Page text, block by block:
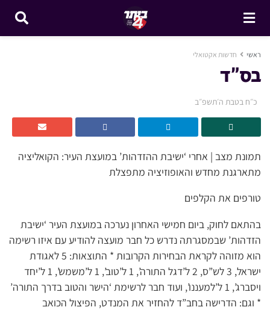
ראשי חדשות אקטואלי
בס”ד
כ״ח בטבת ה׳תשפ״ב
תמונת מצב | אחרי ‘ישיבת ההזדהות’ במועצת העיר: הקואליציה
מתארגנת מחדש והאופוזיציה מתפצלת
טורפים את הקלפים
בהתאם לחוק, ביום חמישי האחרון נערכה במועצת העיר ‘ישיבת
הזדהות’ שבמסגרתה נדרש כל חבר מועצה להודיע עם איזו רשימה
הוא מזוהה לקראת הבחירות הקרובות * התוצאות: 5 לאגודת
ישראל, 3 לש”ס, 2 ל’דגל התורה’, 1 ל’טוב’, 1 ל’משמש’, 1 ל’יחד
ויסברג’, 1 ל’למעננו’, ועוד חבר לרשימת ‘הישר והטוב בדרך התורה’
* וגם: הדרישה בחב”ד להחזיר את המנדט, הפיצול הכואב